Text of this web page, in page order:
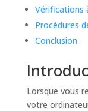
Vérifications
Procédures
Conclusion
Lorsque vous
votre